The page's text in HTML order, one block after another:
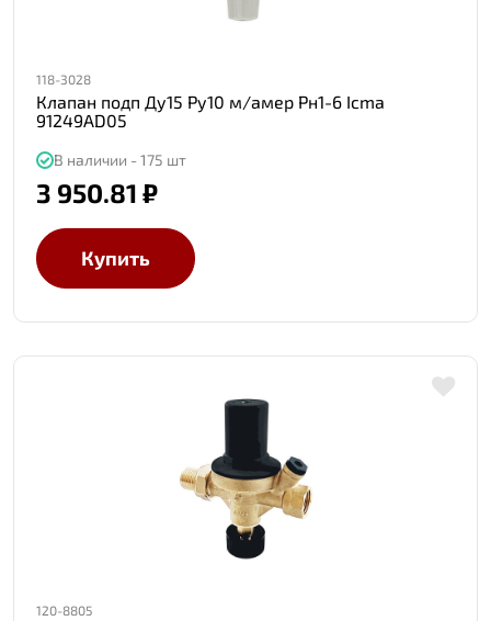
118-3028
Клапан подп Ду15 Ру10 м/амер Рн1-6 Icma
91249AD05
В наличии - 175 шт
3 950.81 ₽
Купить
120-8805